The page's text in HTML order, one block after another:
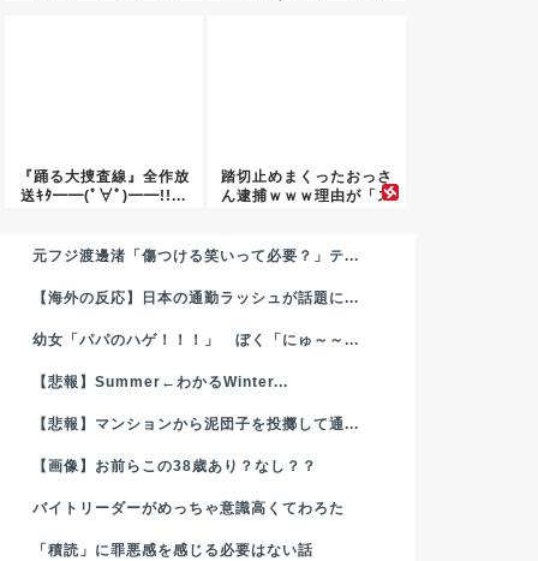
『踊る大捜査線』全作放
送ｷﾀ━━(ﾟ∀ﾟ)━━!!...
踏切止めまくったおっさ
ん逮捕ｗｗｗ理由が「ス
元フジ渡邊渚「傷つける笑いって必要？」テ...
【海外の反応】日本の通勤ラッシュが話題に...
幼女「パパのハゲ！！！」 ぼく「にゅ～～...
【悲報】Summer←わかるWinter...
【悲報】マンションから泥団子を投擲して通...
【画像】お前らこの38歳あり？なし？？
バイトリーダーがめっちゃ意識高くてわろた
「積読」に罪悪感を感じる必要はない話